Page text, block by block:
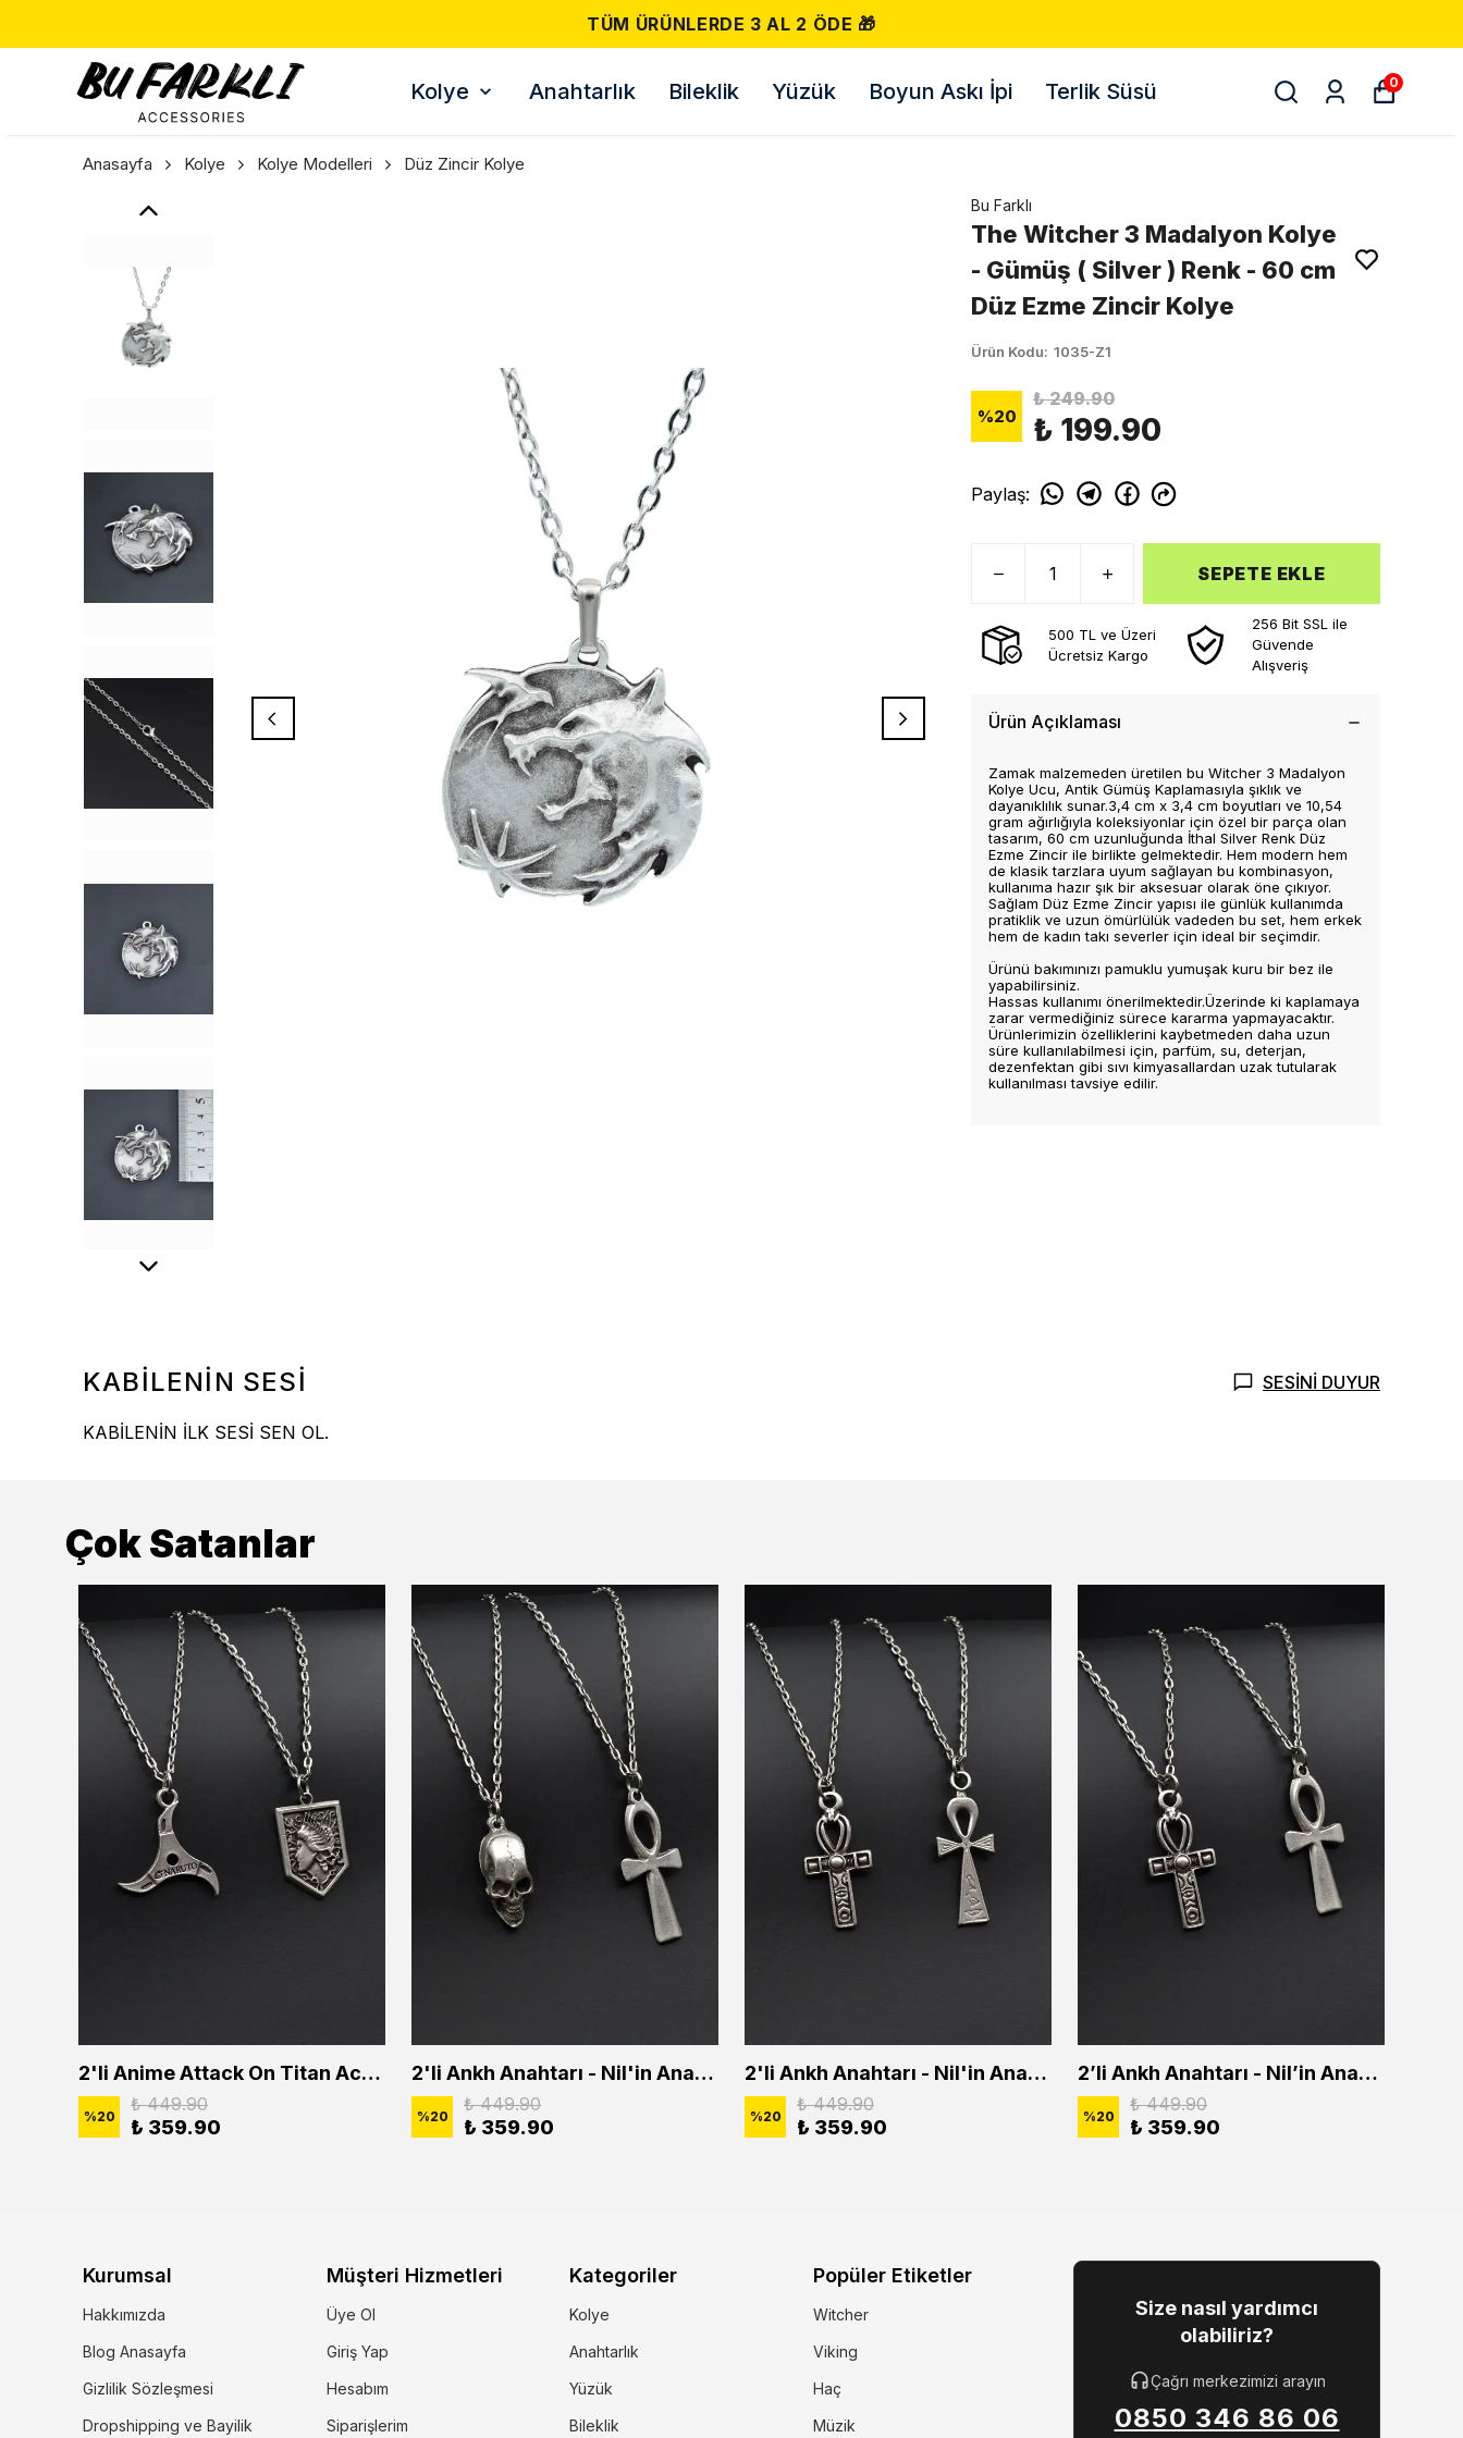
TÜM ÜRÜNLERDE 3 AL 2 ÖDE 🎁
Kolye Anahtarlık Bileklik Yüzük Boyun Askı İpi Terlik Süsü 0
Anasayfa Kolye Kolye Modelleri Düz Zincir Kolye
Bu Farklı
The Witcher 3 Madalyon Kolye
- Gümüş ( Silver ) Renk - 60 cm
Düz Ezme Zincir Kolye
Ürün Kodu: 1035-Z1
%20
₺ 249.90
₺ 199.90
Paylaş:
SEPETE EKLE
500 TL ve Üzeri
Ücretsiz Kargo
256 Bit SSL ile
Güvende
Alışveriş
Ürün Açıklaması
Zamak malzemeden üretilen bu Witcher 3 Madalyon
Kolye Ucu, Antik Gümüş Kaplamasıyla şıklık ve
dayanıklılık sunar.3,4 cm x 3,4 cm boyutları ve 10,54
gram ağırlığıyla koleksiyonlar için özel bir parça olan
tasarım, 60 cm uzunluğunda İthal Silver Renk Düz
Ezme Zincir ile birlikte gelmektedir. Hem modern hem
de klasik tarzlara uyum sağlayan bu kombinasyon,
kullanıma hazır şık bir aksesuar olarak öne çıkıyor.
Sağlam Düz Ezme Zincir yapısı ile günlük kullanımda
pratiklik ve uzun ömürlülük vadeden bu set, hem erkek
hem de kadın takı severler için ideal bir seçimdir.
Ürünü bakımınızı pamuklu yumuşak kuru bir bez ile
yapabilirsiniz.
Hassas kullanımı önerilmektedir.Üzerinde ki kaplamaya
zarar vermediğiniz sürece kararma yapmayacaktır.
Ürünlerimizin özelliklerini kaybetmeden daha uzun
süre kullanılabilmesi için, parfüm, su, deterjan,
dezenfektan gibi sıvı kimyasallardan uzak tutularak
kullanılması tavsiye edilir.
KABİLENİN SESİ SESİNİ DUYUR
KABİLENİN İLK SESİ SEN OL.
Çok Satanlar
2'li Anime Attack On Titan Acrylic Maria Anime Naruto Erkek Kadın Kolye Seti
%20
₺ 449.90
₺ 359.90
2'li Ankh Anahtarı - Nil'in Anahtarı - Kuru Kafa Erkek Kadın Kolye Seti
%20
₺ 449.90
₺ 359.90
2'li Ankh Anahtarı - Nil'in Anahtarı Erkek Kadın Kolye Seti
%20
₺ 449.90
₺ 359.90
2’li Ankh Anahtarı - Nil’in Anahtarı Erkek Kadın Kolye Seti
%20
₺ 449.90
₺ 359.90
Kurumsal
Hakkımızda
Blog Anasayfa
Gizlilik Sözleşmesi
Dropshipping ve Bayilik
Müşteri Hizmetleri
Üye Ol
Giriş Yap
Hesabım
Siparişlerim
Kategoriler
Kolye
Anahtarlık
Yüzük
Bileklik
Popüler Etiketler
Witcher
Viking
Haç
Müzik
Size nasıl yardımcı
olabiliriz?
Çağrı merkezimizi arayın
0850 346 86 06